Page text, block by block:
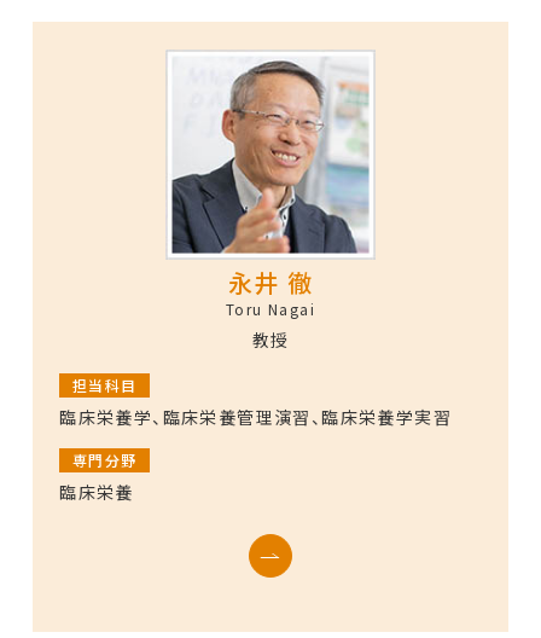
永井 徹
Toru Nagai
教授
担当科目
臨床栄養学、臨床栄養管理演習、臨床栄養学実習
専門分野
臨床栄養